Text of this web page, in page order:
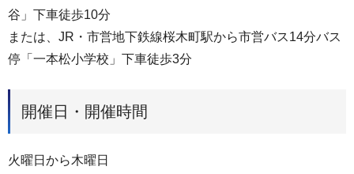
谷」下車徒歩10分
または、JR・市営地下鉄線桜木町駅から市営バス14分バス
停「一本松小学校」下車徒歩3分
開催日・開催時間
火曜日から木曜日